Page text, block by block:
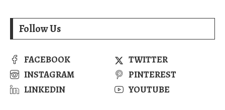
Follow Us
FACEBOOK
TWITTER
INSTAGRAM
PINTEREST
LINKEDIN
YOUTUBE